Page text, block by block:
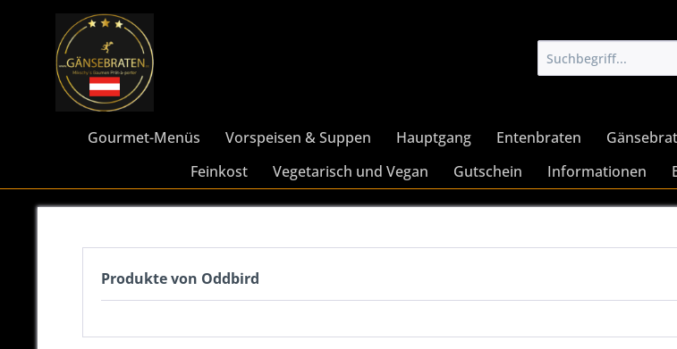
Gourmet-Menüs Vorspeisen & Suppen Hauptgang Entenbraten
Feinkost
Vegetarisch und Vegan Gutschein Informationen
Produkte von Oddbird